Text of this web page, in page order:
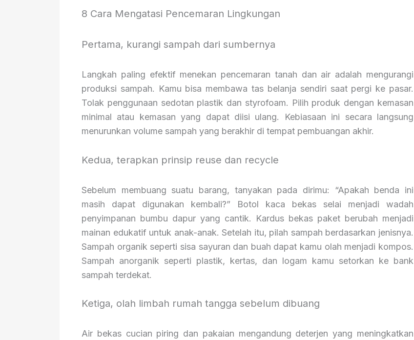
8 Cara Mengatasi Pencemaran Lingkungan
Pertama, kurangi sampah dari sumbernya
Langkah paling efektif menekan pencemaran tanah dan air adalah mengurangi
produksi sampah. Kamu bisa membawa tas belanja sendiri saat pergi ke pasar.
Tolak penggunaan sedotan plastik dan styrofoam. Pilih produk dengan kemasan
minimal atau kemasan yang dapat diisi ulang. Kebiasaan ini secara langsung
menurunkan volume sampah yang berakhir di tempat pembuangan akhir.
Kedua, terapkan prinsip reuse dan recycle
Sebelum membuang suatu barang, tanyakan pada dirimu: “Apakah benda ini
masih dapat digunakan kembali?” Botol kaca bekas selai menjadi wadah
penyimpanan bumbu dapur yang cantik. Kardus bekas paket berubah menjadi
mainan edukatif untuk anak-anak. Setelah itu, pilah sampah berdasarkan jenisnya.
Sampah organik seperti sisa sayuran dan buah dapat kamu olah menjadi kompos.
Sampah anorganik seperti plastik, kertas, dan logam kamu setorkan ke bank
sampah terdekat.
Ketiga, olah limbah rumah tangga sebelum dibuang
Air bekas cucian piring dan pakaian mengandung deterjen yang meningkatkan